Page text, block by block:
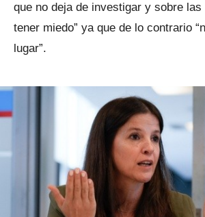
que no deja de investigar y sobre las
tener miedo” ya que de lo contrario
lugar”.